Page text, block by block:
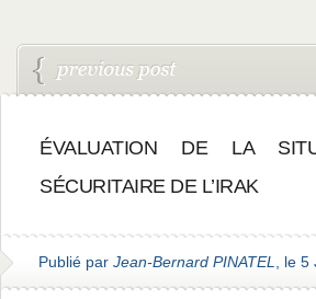
ÉVALUATION DE LA
SÉCURITAIRE DE L’IRAK
Publié par Jean-Bernard PINATEL , le